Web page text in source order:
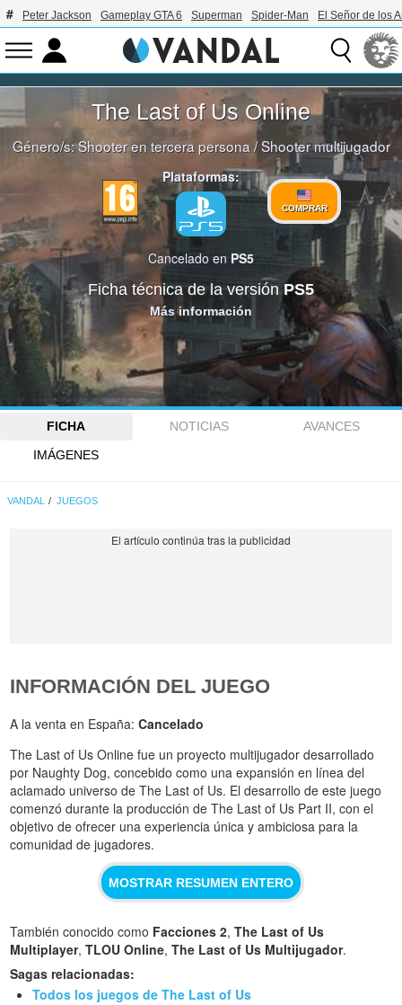
Peter Jackson Gameplay GTA 6 Superman Spider-Man El Señor de los
The Last of Us Online
Género/s:Shooter en tercera persona /Shooter multijugador
Plataformas:
COMPRAR
Cancelado en PS5
Ficha técnica de la versión PS5
Más información
FICHA NOTICIAS
AVANCES
IMÁGENES
VANDAL JUEGOS
INFORMACIÓN DEL JUEGO
A la venta en España:Cancelado
The Last of Us Online fue un proyecto multijugador desarrollado
por Naughty Dog, concebido como una expansión en línea del
aclamado universo de The Last of Us. El desarrollo de este juego
comenzó durante la producción de The Last of Us Part II, con el
objetivo de ofrecer una experiencia única y ambiciosa para la
comunidad de jugadores.
MOSTRAR RESUMEN ENTERO
También conocido como Facciones 2,The Last of Us
Multiplayer,TLOU Online,The Last of Us Multijugador.
Sagas relacionadas:
Todos los juegos de The Last of Us